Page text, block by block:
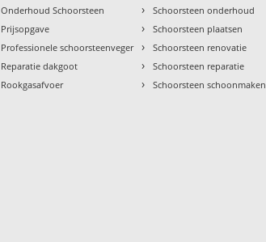
Onderhoud Schoorsteen
Prijsopgave
Professionele schoorsteenveger
Reparatie dakgoot
Rookgasafvoer
› Schoorsteen onderhoud
› Schoorsteen plaatsen
› Schoorsteen renovatie
› Schoorsteen reparatie
› Schoorsteen schoonmaken